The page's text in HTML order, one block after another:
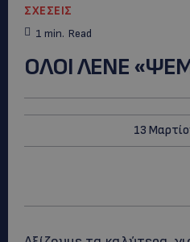
ΣΧΕΣΕΙΣ
1 min. Read
ΟΛΟΙ ΛΕΝΕ
13